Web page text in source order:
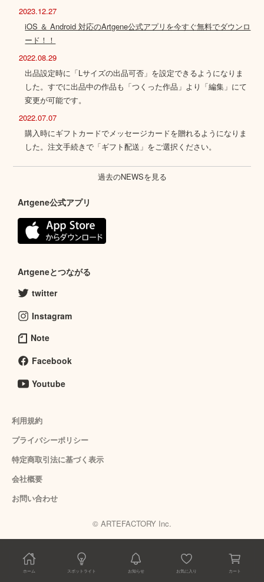
ホーム スポットライト お知らせ お気に入り カート
2023.12.27
iOS ＆ Android 対応のArtgene公式アプリを今すぐ無料でダウンロ
ード！！
2022.08.29
出品設定時に「Lサイズの出品可否」を設定できるようになりま
した。すでに出品中の作品も「つくった作品」より「編集」にて
変更が可能です。
2022.07.07
購入時にギフトカードでメッセージカードを贈れるようになりま
した。注文手続きで「ギフト配送」をご選択ください。
過去のNEWSを見る
Artgene公式アプリ
Artgeneとつながる
twitter
Instagram
Note
Facebook
Youtube
利用規約
プライバシーポリシー
特定商取引法に基づく表示
会社概要
お問い合わせ
© ARTEFACTORY Inc.